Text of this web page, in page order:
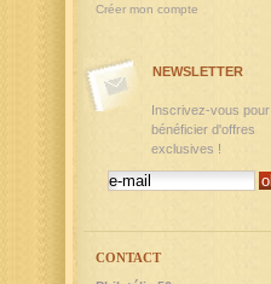
Créer mon compte
NEWSLETTER
Inscrivez-vous pour
bénéficier d'offres
exclusives !
CONTACT